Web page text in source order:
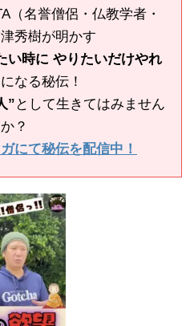
（名誉僧侶・仏教学者・
秀樹が明かす
い時に やりたいだけやれ
になる秘伝！
” として生きてはみません
か？
にて秘伝を配信中！